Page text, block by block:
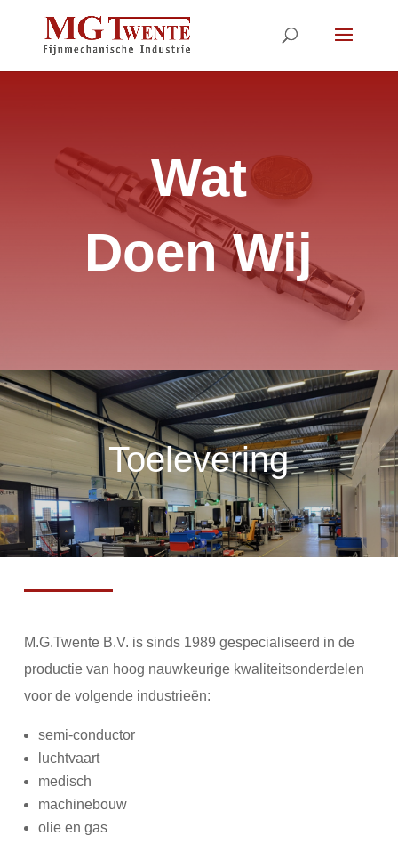
Wat
Doen Wij
Toelevering
M.G.Twente B.V. is sinds 1989 gespecialiseerd in de
productie van hoog nauwkeurige kwaliteitsonderdelen
voor de volgende industrieën:
semi-conductor
luchtvaart
medisch
machinebouw
olie en gas